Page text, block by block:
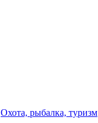
Охота, рыбалка, туризм